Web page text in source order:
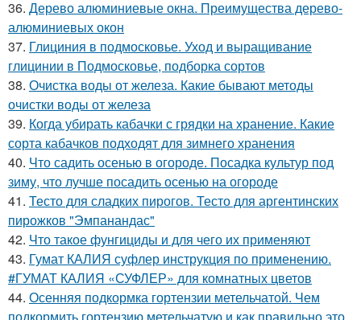
36. Дерево алюминиевые окна. Преимущества дерево-
алюминиевых окон
37. Глициния в подмосковье. Уход и выращивание
глицинии в Подмосковье, подборка сортов
38. Очистка воды от железа. Какие бывают методы
очистки воды от железа
39. Когда убирать кабачки с грядки на хранение. Какие
сорта кабачков подходят для зимнего хранения
40. Что садить осенью в огороде. Посадка культур под
зиму, что лучше посадить осенью на огороде
41. Тесто для сладких пирогов. Тесто для аргентинских
пирожков "Эмпанандас"
42. Что такое фунгициды и для чего их применяют
43. Гумат КАЛИЯ суфлер инструкция по применению.
#ГУМАТ КАЛИЯ «СУФЛЕР» для комнатных цветов
44. Осенняя подкормка гортензии метельчатой. Чем
подкормить гортензию метельчатую и как правильно это